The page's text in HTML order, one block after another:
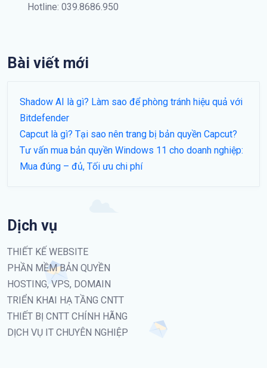
Hotline: 039.8686.950
Bài viết mới
Shadow AI là gì? Làm sao để phòng tránh hiệu quả với
Bitdefender
Capcut là gì? Tại sao nên trang bị bản quyền Capcut?
Tư vấn mua bản quyền Windows 11 cho doanh nghiệp:
Mua đúng – đủ, Tối ưu chi phí
Dịch vụ
THIẾT KẾ WEBSITE
PHẦN MỀM BẢN QUYỀN
HOSTING, VPS, DOMAIN
TRIỂN KHAI HẠ TẦNG CNTT
THIẾT BỊ CNTT CHÍNH HÃNG
DỊCH VỤ IT CHUYÊN NGHIỆP